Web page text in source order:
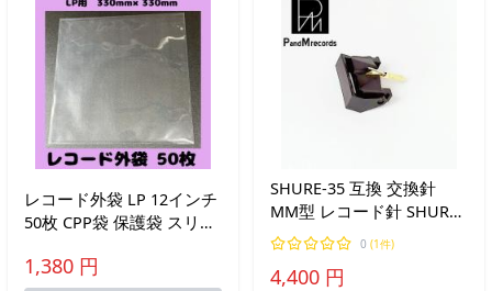
レコード外袋 LP 12インチ
50枚 CPP袋 保護袋 スリー
1,380 円
SHURE-35 互換 交換針
MM型 レコード針 SHURE
V-15 TYPEIII用交換針 丸
針・国産・日本製
0 (1件)
4,400 円